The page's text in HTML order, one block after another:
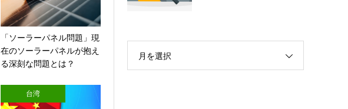
「ソーラーパネル問題」現
在のソーラーパネルが抱え
る深刻な問題とは？
台湾
月を選択